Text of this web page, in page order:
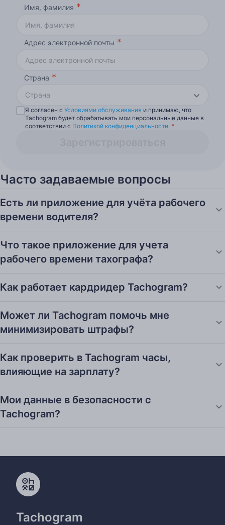
Имя, фамилия
Адрес электронной почты
Страна
Страна
Я согласен с Условиями обслуживания и принимаю, что
Tachogram будет обрабатывать мои персональные данные в
соответствии с Политикой конфиденциальности. *
Часто задаваемые вопросы
Есть ли приложение для учёта рабочего
времени водителя?
Что такое приложение для учета
рабочего времени тахографа?
Как работает кардридер Tachogram?
Может ли Tachogram помочь мне
минимизировать штрафы?
Как проверить в Tachogram часы,
влияющие на зарплату?
Мои данные в безопасности с
Tachogram?
Tachogram